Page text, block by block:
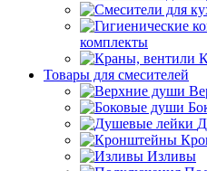
комплекты
Товары для смесителей
Изливы